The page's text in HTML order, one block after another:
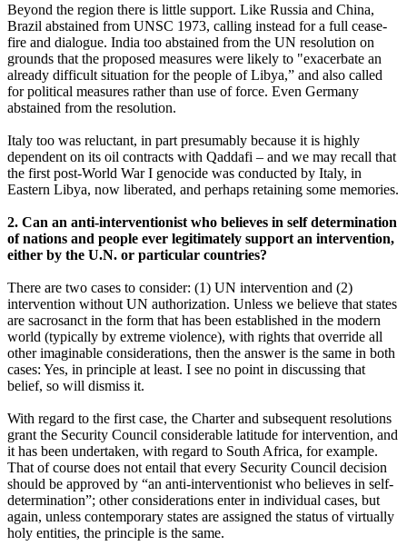
Beyond the region there is little support. Like Russia and China,
Brazil abstained from UNSC 1973, calling instead for a full cease-
fire and dialogue. India too abstained from the UN resolution on
grounds that the proposed measures were likely to "exacerbate an
already difficult situation for the people of Libya,” and also called
for political measures rather than use of force. Even Germany
abstained from the resolution.
Italy too was reluctant, in part presumably because it is highly
dependent on its oil contracts with Qaddafi – and we may recall that
the first post-World War I genocide was conducted by Italy, in
Eastern Libya, now liberated, and perhaps retaining some memories.
2. Can an anti-interventionist who believes in self determination
of nations and people ever legitimately support an intervention,
either by the U.N. or particular countries?
There are two cases to consider: (1) UN intervention and (2)
intervention without UN authorization. Unless we believe that states
are sacrosanct in the form that has been established in the modern
world (typically by extreme violence), with rights that override all
other imaginable considerations, then the answer is the same in both
cases: Yes, in principle at least. I see no point in discussing that
belief, so will dismiss it.
With regard to the first case, the Charter and subsequent resolutions
grant the Security Council considerable latitude for intervention, and
it has been undertaken, with regard to South Africa, for example.
That of course does not entail that every Security Council decision
should be approved by “an anti-interventionist who believes in self-
determination”; other considerations enter in individual cases, but
again, unless contemporary states are assigned the status of virtually
holy entities, the principle is the same.